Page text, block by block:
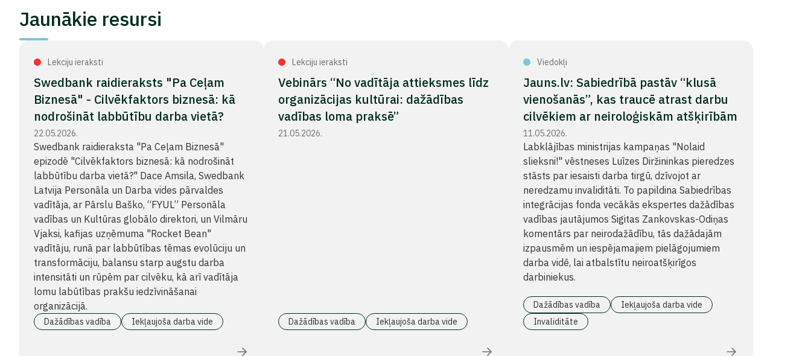
Jaunākie resursi
Lekciju ieraksti
Swedbank raidieraksts "Pa Ceļam
Biznesā" - Cilvēkfaktors biznesā: kā
nodrošināt labbūtību darba vietā?
22.05.2026.
Swedbank raidieraksta "Pa Ceļam Biznesā"
epizodē "Cilvēkfaktors biznesā: kā nodrošināt
labbūtību darba vietā?" Dace Amsila, Swedbank
Latvija Personāla un Darba vides pārvaldes
vadītāja, ar Pārslu Baško, “FYUL” Personāla
vadības un Kultūras globālo direktori, un Vilmāru
Vjaksi, kafijas uzņēmuma "Rocket Bean"
vadītāju, runā par labbūtības tēmas evolūciju un
transformāciju, balansu starp augstu darba
intensitāti un rūpēm par cilvēku, kā arī vadītāja
lomu labūtības prakšu iedzīvināšanai
organizācijā.
Dažādības vadība Iekļaujoša darba vide
Lekciju ieraksti
Vebinārs “No vadītāja attieksmes līdz
organizācijas kultūrai: dažādības
vadības loma praksē”
21.05.2026.
Dažādības vadība Iekļaujoša darba vide
Viedokļi
Jauns.lv: Sabiedrībā pastāv “klusā
vienošanās”, kas traucē atrast darbu
cilvēkiem ar neiroloģiskām atšķirībām
11.05.2026.
Labklājības ministrijas kampaņas "Nolaid
slieksni!" vēstneses Luīzes Diržininkas pieredzes
stāsts par iesaisti darba tirgū, dzīvojot ar
neredzamu invaliditāti. To papildina Sabiedrības
integrācijas fonda vecākās ekspertes dažādības
vadības jautājumos Sigitas Zankovskas-Odiņas
komentārs par neirodažādību, tās dažādajām
izpausmēm un iespējamajiem pielāgojumiem
darba vidē, lai atbalstītu neiroatšķirīgos
darbiniekus.
Dažādības vadība
Iekļaujoša darba vide
Invaliditāte